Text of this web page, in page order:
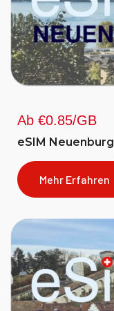
Ab €0.85/GB
eSIM Neuenburg
Mehr Erfahren